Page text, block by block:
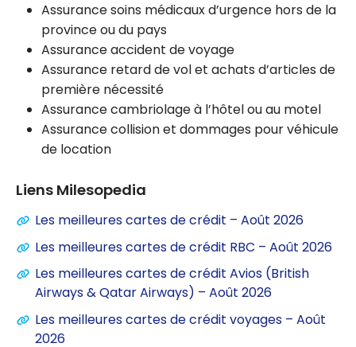
Assurance soins médicaux d’urgence hors de la
province ou du pays
Assurance accident de voyage
Assurance retard de vol et achats d’articles de
première nécessité
Assurance cambriolage à l’hôtel ou au motel
Assurance collision et dommages pour véhicule
de location
Liens Milesopedia
Les meilleures cartes de crédit – Août 2026
Les meilleures cartes de crédit RBC – Août 2026
Les meilleures cartes de crédit Avios (British
Airways & Qatar Airways) – Août 2026
Les meilleures cartes de crédit voyages – Août
2026